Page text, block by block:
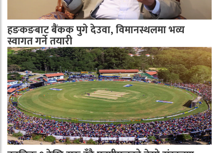
हङकङबाट बैंकक पुगे देउवा, विमानस्थलमा भव्य
स्वागत गर्ने तयारी